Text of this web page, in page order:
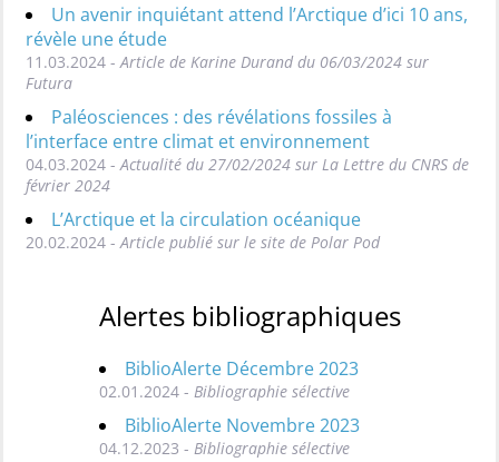
Un avenir inquiétant attend l’Arctique d’ici 10 ans,
révèle une étude
11.03.2024 - Article de Karine Durand du 06/03/2024 sur
Futura
Paléosciences : des révélations fossiles à
l’interface entre climat et environnement
04.03.2024 - Actualité du 27/02/2024 sur La Lettre du CNRS de
février 2024
L’Arctique et la circulation océanique
20.02.2024 - Article publié sur le site de Polar Pod
Alertes bibliographiques
BiblioAlerte Décembre 2023
02.01.2024 - Bibliographie sélective
BiblioAlerte Novembre 2023
04.12.2023 - Bibliographie sélective